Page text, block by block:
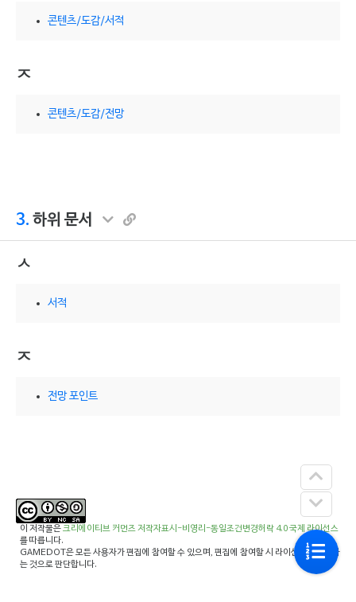
콘텐츠/도감/서적
ㅈ
콘텐츠/도감/전망
3. 하위 문서
ㅅ
서적
ㅈ
전망 포인트
이 저작물은크리에이티브 커먼즈 저작자표시-비영리-동일조건변경허락 4.0 국제 라이선스
를 따릅니다.
GAMEDOT은 모든 사용자가 편집에 참여할 수 있으며, 편집에 참여할 시 라이선스에 동의하
는 것으로 판단합니다.